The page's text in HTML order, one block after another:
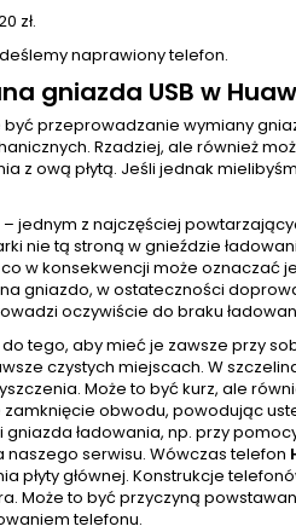
zł.
naprawiony telefon.
gniazda USB w
przeprowadzanie wymiany
Rzadziej, ale również
z ową płytą. Jeśli jednak
– jednym z najczęściej
nie tą stroną w gnieździe
w konsekwencji może oznaczać
gniazdo, w ostateczności
oczywiście do braku
tego, aby mieć je zawsze przy
czystych miejscach. W
Może to być kurz, ale
obwodu, powodując
ładowania, np. przy
serwisu. Wówczas telefon
płyty głównej. Konstrukcje
Może to być przyczyną
telefonu.